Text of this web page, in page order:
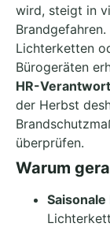
wird, steigt in
Lichterketten
Bürogeräten
HR-
der Herbst
überprüfen.
Warum